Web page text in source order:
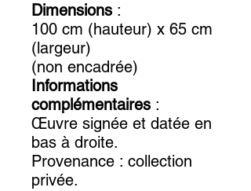
Dimensions :
100 cm (hauteur) x 65 cm
(largeur)
(non encadrée)
Informations
complémentaires :
Œuvre signée et datée en
bas à droite.
Provenance : collection
privée.